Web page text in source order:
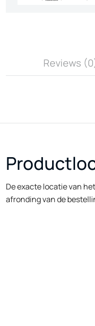
Reviews
De exacte locatie van
afronding van de